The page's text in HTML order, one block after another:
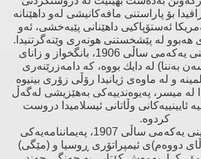
بۆ پاراستنی مافەكانیشی لەو داهێنانە
ئەستۆپاكیی داهێنانی پێبەخشی، ئەو
لە پێشخستنی هونەری وێنەگرتنیدا.
- ڕۆژی 14ی تشرینی یەكەمی ساڵی 1906، بانگخواز ‌و زانای
بەننا) لە دایك بووە، كە دامەزرێنەری
‌و لە ماوەی ژیانیدا رۆڵی زۆری بینیوە
لە میسر، پەیوەندییەكی بەهێزیشی لەگەڵ
ئایینییەكانی وڵاتانی ئیسلامیدا دروست
كردوە.
- ڕۆژی 14ی تشرینی یەكەمی ساڵی 1907، پەیماننامەیەكی
دووەم)ی ئیمپراتۆری ڕوسیا ‌و (مێگی)